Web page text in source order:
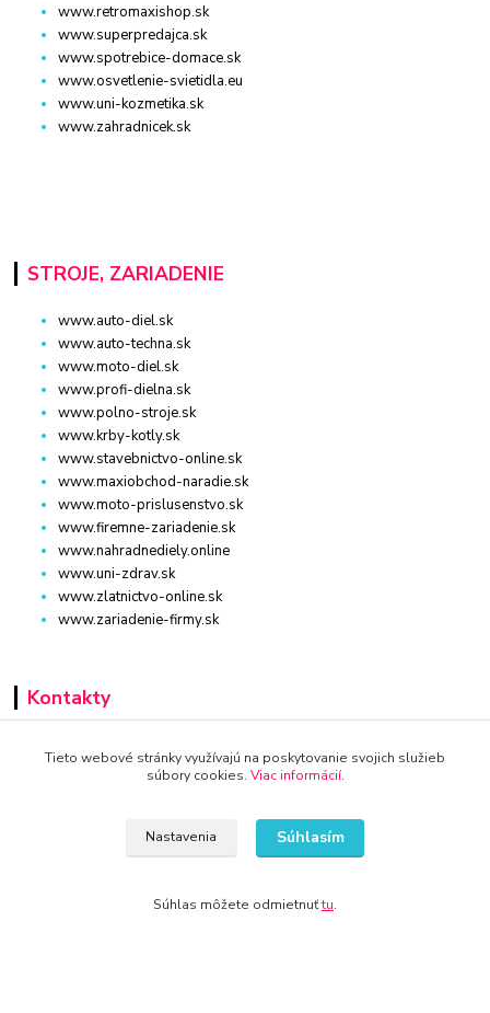
www.retromaxishop.sk
www.superpredajca.sk
www.spotrebice-domace.sk
www.osvetlenie-svietidla.eu
www.uni-kozmetika.sk
www.zahradnicek.sk
STROJE, ZARIADENIE
www.auto-diel.sk
www.auto-techna.sk
www.moto-diel.sk
www.profi-dielna.sk
www.polno-stroje.sk
www.krby-kotly.sk
www.stavebnictvo-online.sk
www.maxiobchod-naradie.sk
www.moto-prislusenstvo.sk
www.firemne-zariadenie.sk
www.nahradnediely.online
www.uni-zdrav.sk
www.zlatnictvo-online.sk
www.zariadenie-firmy.sk
Kontakty
+421 940 949 000
Tieto webové stránky využívajú na poskytovanie svojich služieb
súbory cookies. Viac informácií.
Nastavenia Súhlasím
Súhlas môžete odmietnuťtu.